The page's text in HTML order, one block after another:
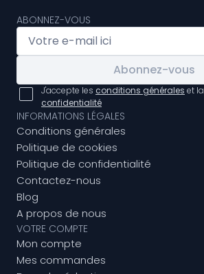
ABONNEZ-VOUS
Abonnez-vous
J'accepte les conditions générales et la
confidentialité
INFORMATIONS LÉGALES
Conditions générales
Politique de cookies
Politique de confidentialité
Contactez-nous
Blog
A propos de nous
VOTRE COMPTE
Mon compte
Mes commandes